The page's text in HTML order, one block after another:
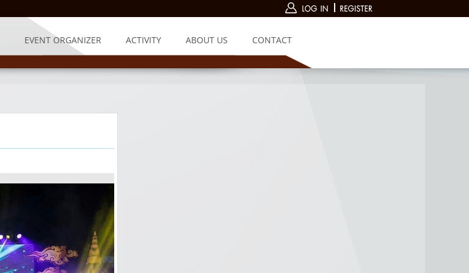
EVENT ORGANIZER ACTIVITY ABOUT US CONTACT